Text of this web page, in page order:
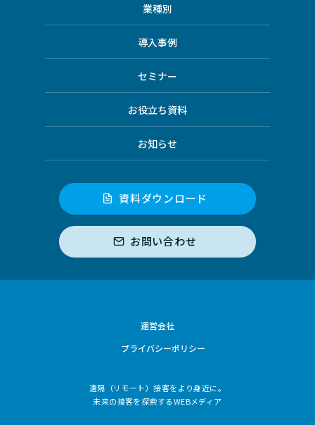
業種別
導入事例
セミナー
お役立ち資料
お知らせ
資料ダウンロード
お問い合わせ
運営会社
プライバシーポリシー
遠隔（リモート）接客をより身近に。
未来の接客を探索するWEBメディア